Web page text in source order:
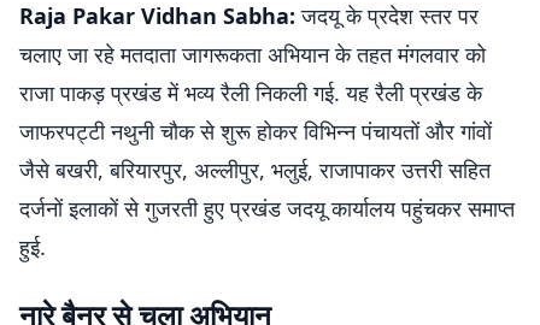
Raja Pakar Vidhan Sabha: जदयू के प्रदेश स्तर पर
चलाए जा रहे मतदाता जागरूकता अभियान के तहत मंगलवार को
राजा पाकड़ प्रखंड में भव्य रैली निकली गई. यह रैली प्रखंड के
जाफरपट्टी नथुनी चौक से शुरू होकर विभिन्न पंचायतों और गांवों
जैसे बखरी, बरियारपुर, अल्लीपुर, भलुई, राजापाकर उत्तरी सहित
दर्जनों इलाकों से गुजरती हुए प्रखंड जदयू कार्यालय पहुंचकर समाप्त
हुई.
नारे बैनर से चला अभियान